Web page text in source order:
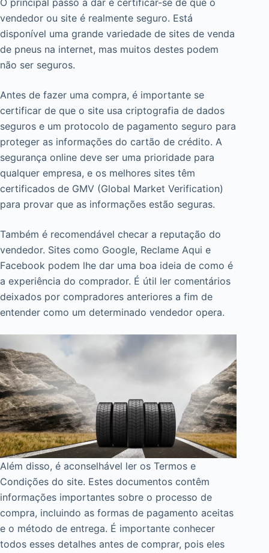
O principal passo a dar é certificar-se de que o
vendedor ou site é realmente seguro. Está
disponível uma grande variedade de sites de venda
de pneus na internet, mas muitos destes podem
não ser seguros.
Antes de fazer uma compra, é importante se
certificar de que o site usa criptografia de dados
seguros e um protocolo de pagamento seguro para
proteger as informações do cartão de crédito. A
segurança online deve ser uma prioridade para
qualquer empresa, e os melhores sites têm
certificados de GMV (Global Market Verification)
para provar que as informações estão seguras.
Também é recomendável checar a reputação do
vendedor. Sites como Google, Reclame Aqui e
Facebook podem lhe dar uma boa ideia de como é
a experiência do comprador. É útil ler comentários
deixados por compradores anteriores a fim de
entender como um determinado vendedor opera.
Além disso, é aconselhável ler os Termos e
Condições do site. Estes documentos contêm
informações importantes sobre o processo de
compra, incluindo as formas de pagamento aceitas
e o método de entrega. É importante conhecer
todos esses detalhes antes de comprar, pois eles